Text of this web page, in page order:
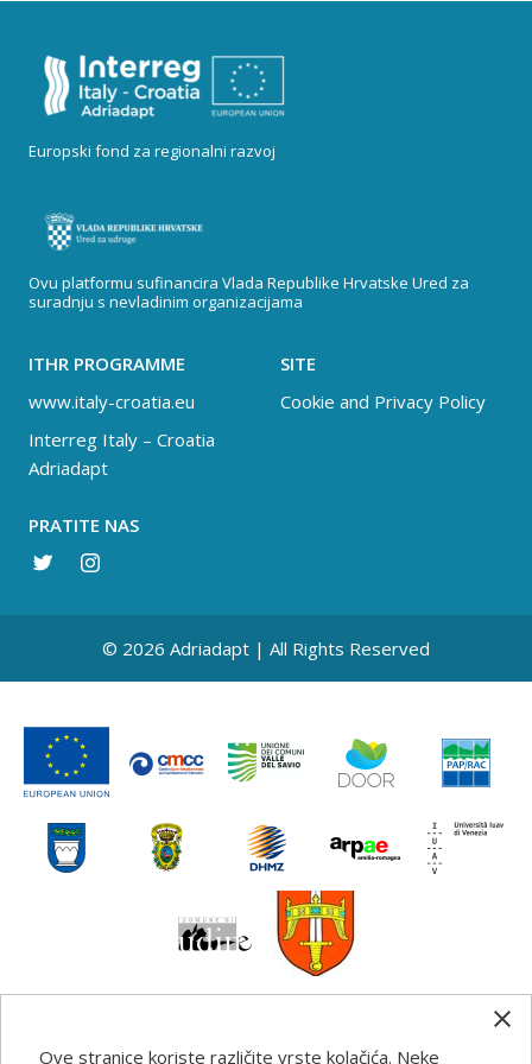
Europski fond za regionalni razvoj
Ovu platformu sufinancira Vlada Republike Hrvatske Ured za
suradnju s nevladinim organizacijama
ITHR PROGRAMME
www.italy-croatia.eu
Interreg Italy – Croatia
Adriadapt
SITE
Cookie and Privacy Policy
PRATITE NAS
© 2026 Adriadapt | All Rights Reserved
Ove stranice koriste različite vrste kolačića. Neke